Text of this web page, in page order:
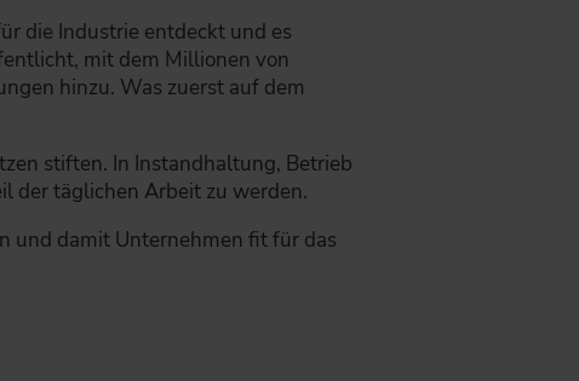
die Industrie entdeckt und es
mit dem Millionen von
hinzu. Was zuerst auf dem
stiften. In Instandhaltung, Betrieb
der täglichen Arbeit zu werden.
und damit Unternehmen fit für das